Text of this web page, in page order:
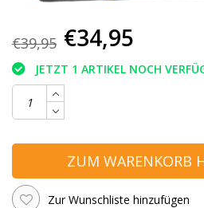
€39,95 €34,95
JETZT 1 ARTIKEL NOCH
ZUM WARENKORB
Zur Wunschliste hinzufügen